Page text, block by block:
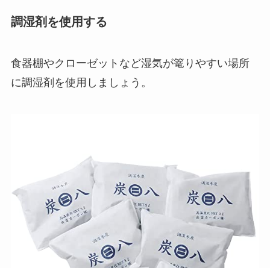
調湿剤を使用する
食器棚やクローゼットなど湿気が篭りやすい場所
に調湿剤を使用しましょう。